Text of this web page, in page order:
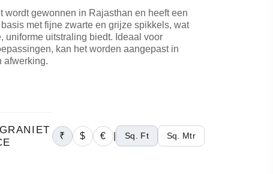
wordt gewonnen in Rajasthan en heeft een
met fijne zwarte en grijze spikkels, wat
uniforme uitstraling biedt. Ideaal voor
kan het worden aangepast in
afwerking.
₹ $ € Sq. Ft Sq. Mtr